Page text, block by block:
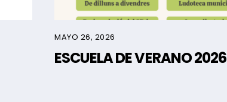
MAYO 26, 2026
ESCUELA DE VERANO 2026